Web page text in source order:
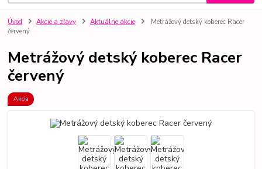
Úvod Akcie a zľavy Aktuálne akcie
Metrážový detský koberec Racer
červený
Metrážový detský koberec Racer
červený
Akcia